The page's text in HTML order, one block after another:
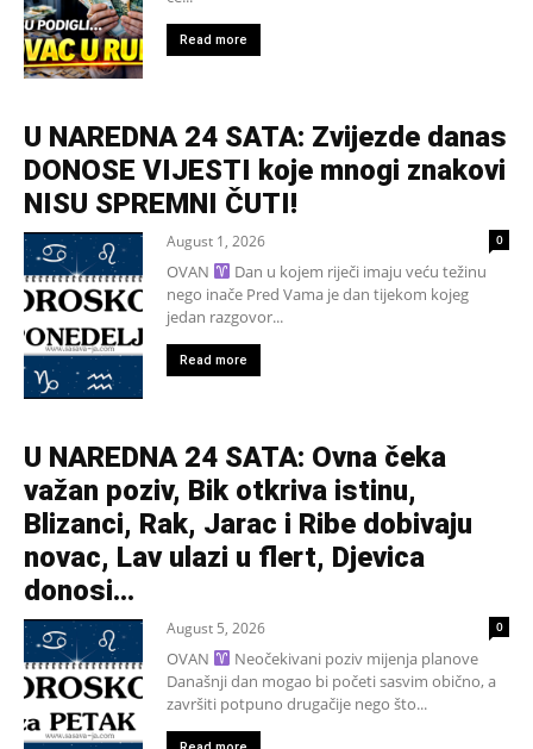
Read more
U NAREDNA 24 SATA: Zvijezde danas
DONOSE VIJESTI koje mnogi znakovi
NISU SPREMNI ČUTI!
August 1, 2026 0
OVAN
Dan u kojem riječi imaju veću težinu
nego inače Pred Vama je dan tijekom kojeg
jedan razgovor...
Read more
U NAREDNA 24 SATA: Ovna čeka
važan poziv, Bik otkriva istinu,
Blizanci, Rak, Jarac i Ribe dobivaju
novac, Lav ulazi u flert, Djevica
donosi...
August 5, 2026 0
OVAN
Neočekivani poziv mijenja planove
Današnji dan mogao bi početi sasvim obično, a
završiti potpuno drugačije nego što...